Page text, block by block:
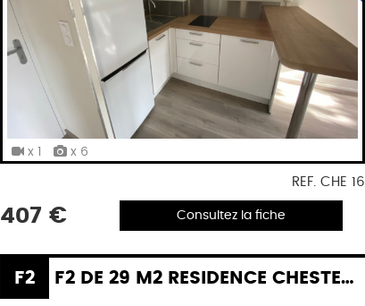
x 1 x 6
REF. CHE 16
407 € Consultez la fiche
F2 F2 DE 29 M2 RESIDENCE CHESTERFIELD